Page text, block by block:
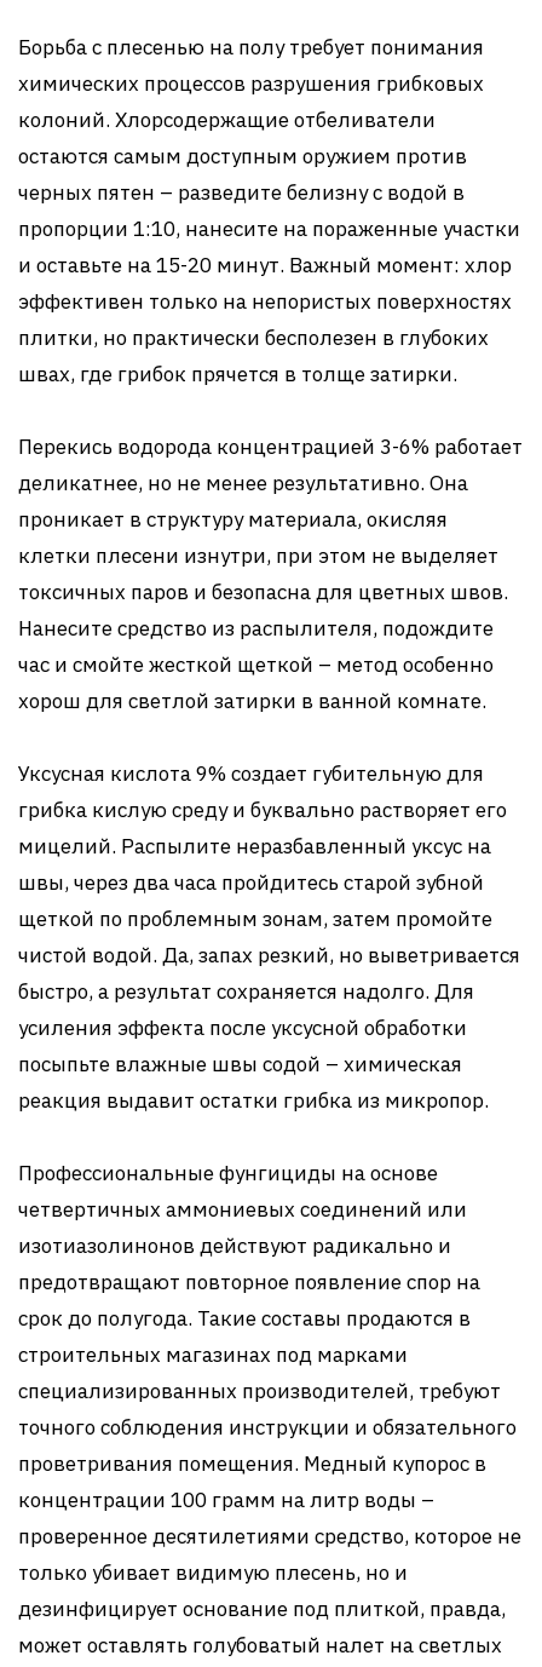
Борьба с плесенью на полу требует понимания
химических процессов разрушения грибковых
колоний. Хлорсодержащие отбеливатели
остаются самым доступным оружием против
черных пятен – разведите белизну с водой в
пропорции 1:10, нанесите на пораженные участки
и оставьте на 15-20 минут. Важный момент: хлор
эффективен только на непористых поверхностях
плитки, но практически бесполезен в глубоких
швах, где грибок прячется в толще затирки.
Перекись водорода концентрацией 3-6% работает
деликатнее, но не менее результативно. Она
проникает в структуру материала, окисляя
клетки плесени изнутри, при этом не выделяет
токсичных паров и безопасна для цветных швов.
Нанесите средство из распылителя, подождите
час и смойте жесткой щеткой – метод особенно
хорош для светлой затирки в ванной комнате.
Уксусная кислота 9% создает губительную для
грибка кислую среду и буквально растворяет его
мицелий. Распылите неразбавленный уксус на
швы, через два часа пройдитесь старой зубной
щеткой по проблемным зонам, затем промойте
чистой водой. Да, запах резкий, но выветривается
быстро, а результат сохраняется надолго. Для
усиления эффекта после уксусной обработки
посыпьте влажные швы содой – химическая
реакция выдавит остатки грибка из микропор.
Профессиональные фунгициды на основе
четвертичных аммониевых соединений или
изотиазолинонов действуют радикально и
предотвращают повторное появление спор на
срок до полугода. Такие составы продаются в
строительных магазинах под марками
специализированных производителей, требуют
точного соблюдения инструкции и обязательного
проветривания помещения. Медный купорос в
концентрации 100 грамм на литр воды –
проверенное десятилетиями средство, которое не
только убивает видимую плесень, но и
дезинфицирует основание под плиткой, правда,
может оставлять голубоватый налет на светлых